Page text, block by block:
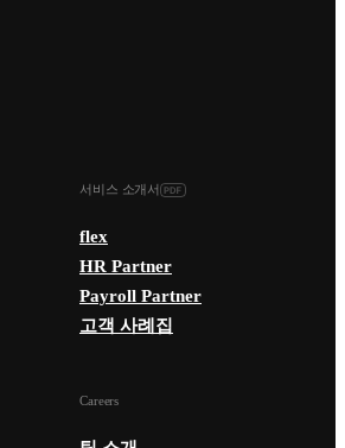
서비스 소개서
flex
HR Partner
Payroll Partner
고객 사례집
Careers